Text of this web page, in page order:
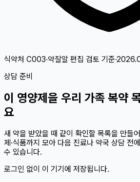
식약처 C003·약잘알 편집 검토 기준·
상담 준비
이 영양제 을 우리 가족 복약
요
새 약을 받았을 때 같이 확인할 목록을 만들
제·식품까지 모아 다음 진료나 약국 상담 전
수 있습니다.
로그인 없이 이 기기에 저장됩니다.